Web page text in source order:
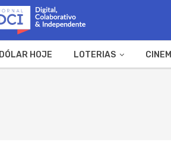
DÓLAR HOJE LOTERIAS